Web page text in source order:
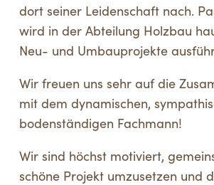
dort seiner Leidenschaft nach.
wird in der Abteilung Holzbau
Neu- und Umbauprojekte
Wir freuen uns sehr auf die
mit dem dynamischen,
bodenständigen Fachmann!
Wir sind höchst motiviert,
schöne Projekt umzusetzen und